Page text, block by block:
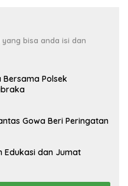
bisa anda isi dan
Bersama Polsek
Gowa Beri Peringatan
Edukasi dan Jumat